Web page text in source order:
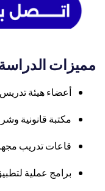
مميزات
أعضاء هيئة
مكتبة قانونية
قاعات تدريب
برامج عملية